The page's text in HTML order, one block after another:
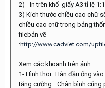
2) - In trên khổ giấy A3 tỉ lệ
3) Kích thước chiều cao chữ
chiều cao chữ trong bảng
filebản vẽ
:http://www.cadviet.com/
Xem các khoanh trên ảnh:
1- Hình thoi : Hàn đầu ống
tăng cường....Chân bình cũng